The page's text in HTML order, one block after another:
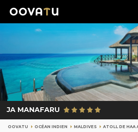
JA MANAFARU
OOVATU OCÉAN INDIEN MALDIVES ATOLL DE HAA